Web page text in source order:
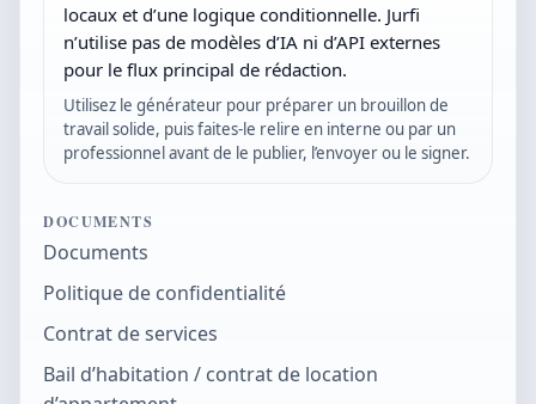
locaux et d’une logique conditionnelle. Jurfi
n’utilise pas de modèles d’IA ni d’API externes
pour le flux principal de rédaction.
Utilisez le générateur pour préparer un brouillon de
travail solide, puis faites-le relire en interne ou par un
professionnel avant de le publier, l’envoyer ou le signer.
DOCUMENTS
Documents
Politique de confidentialité
Contrat de services
Bail d’habitation / contrat de location